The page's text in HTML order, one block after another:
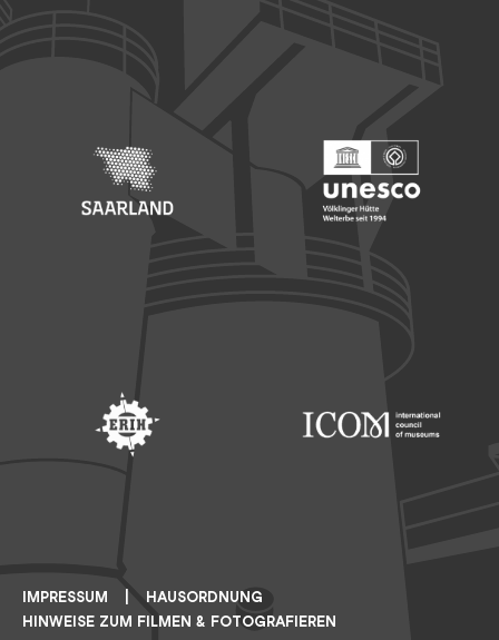
IMPRESSUM
HAUSORDNUNG
HINWEISE ZUM FILMEN & FOTOGRAFIEREN